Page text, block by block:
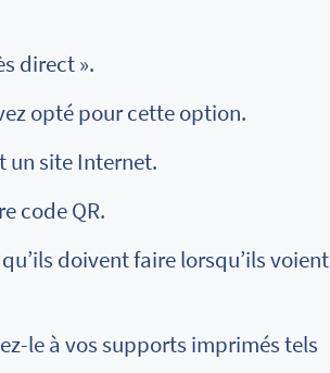
direct ».
opté pour cette option.
un site Internet.
code QR.
doivent faire lorsqu’ils voient
le à vos supports imprimés tels